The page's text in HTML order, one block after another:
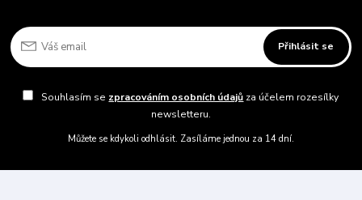
Přihlásit se
Souhlasím se zpracováním osobních údajů za účelem rozesílky
newsletteru.
Můžete se kdykoli odhlásit. Zasíláme jednou za 14 dní.